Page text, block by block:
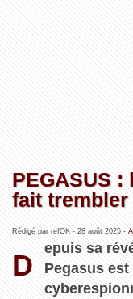
PEGASUS
fait trembler
Rédigé par refOK - 28 août 2025-
D
epuis sa
Pegasus